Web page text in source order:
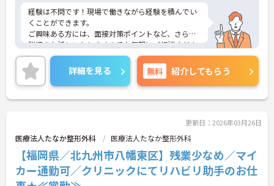
経験は不問です！現場で働きながら経験を積んでい
くことができます。
ご興味ある方には、面接対策ポイントなど、さらに
詳細をお話しいたしますのでお気軽にご相談くださ
い。
詳細を見る 無料 紹介してもらう
更新日：2026年03月26日
医療法人たなか整形外科 医療法人たなか整形外科
【福岡県／北九州市八幡東区】残業少なめ／マイ
カー通勤可／クリニックにてリハビリ助手のお仕